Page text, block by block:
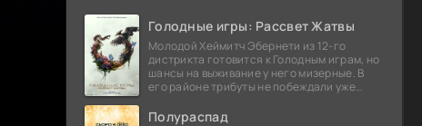
Голодные игры: Рассвет Жатвы
Молодой Хеймитч Эбернети из 12-го
дистрикта готовится к Голодным играм, но
шансы на выживание у него мизерные. В
его районе трибуты не побеждали уже
безнадежности.
Полураспад